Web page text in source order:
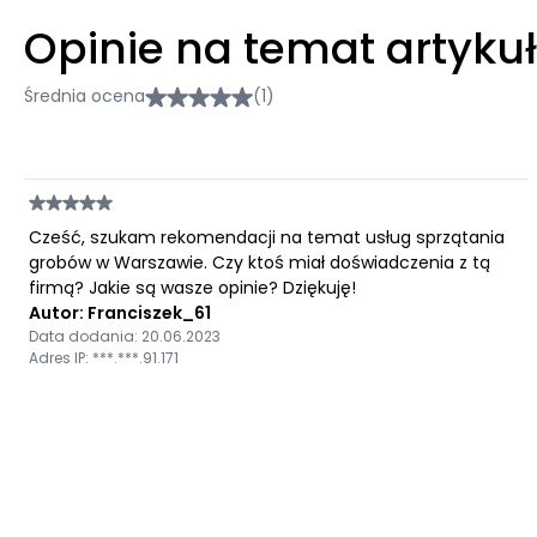
Opinie na temat
Średnia ocena (1)
Cześć, szukam rekomendacji na temat usług sprzątania
grobów w Warszawie. Czy ktoś miał doświadczenia z tą
firmą? Jakie są wasze opinie? Dziękuję!
Autor: Franciszek_61
Data dodania: 20.06.2023
Adres IP: ***.***.91.171